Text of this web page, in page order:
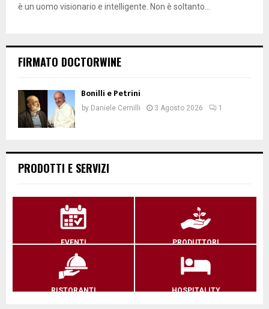
è un uomo visionario e intelligente. Non è soltanto...
FIRMATO DOCTORWINE
Bonilli e Petrini
by Daniele Cernilli 3 Agosto 2026 1
PRODOTTI E SERVIZI
EVENTI PRODUTTORI
RISTORANTI HOSPITALITY